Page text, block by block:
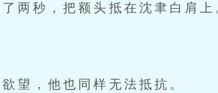
秒，把额头抵在沈聿白肩上
望，他也同样无法抵抗。